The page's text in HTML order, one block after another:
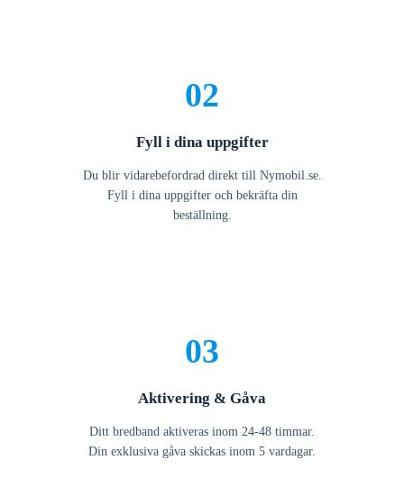
02
Fyll i dina uppgifter
Du blir vidarebefordrad direkt till Nymobil.se.
Fyll i dina uppgifter och bekräfta din
beställning.
03
Aktivering & Gåva
Ditt bredband aktiveras inom 24-48 timmar.
Din exklusiva gåva skickas inom 5 vardagar.